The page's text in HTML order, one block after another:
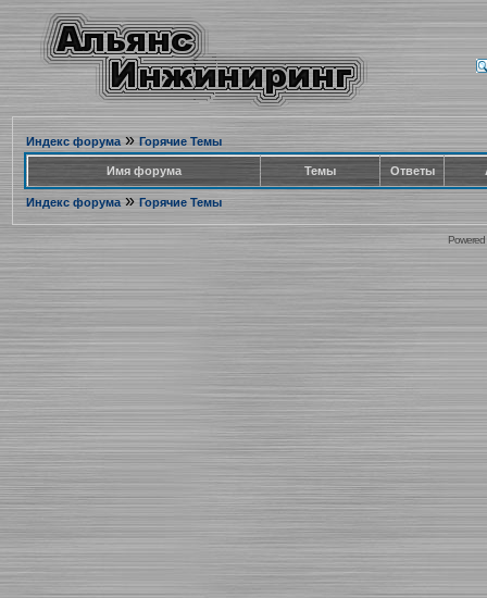
Индекс форума» Горячие Темы
Имя форума Темы Ответы
Индекс форума» Горячие Темы